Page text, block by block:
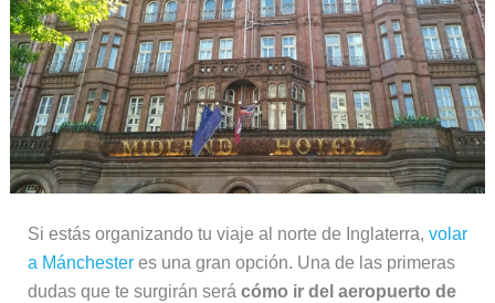
Si estás organizando tu viaje al norte de Inglaterra, volar
a Mánchesteres una gran opción. Una de las primeras
dudas que te surgirán será cómo ir del aeropuerto de